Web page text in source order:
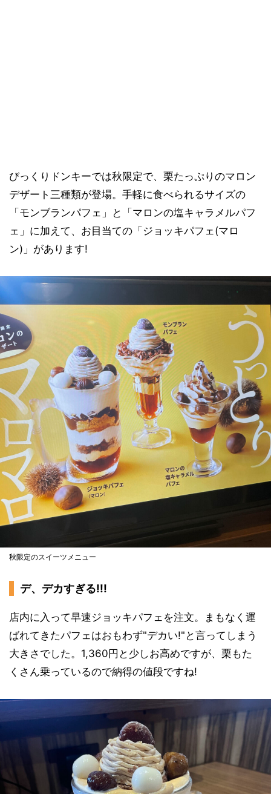
びっくりドンキーでは秋限定で、栗たっぷりのマロン
デザート三種類が登場。手軽に食べられるサイズの
「モンブランパフェ」と「マロンの塩キャラメルパフ
ェ」に加えて、お目当ての「ジョッキパフェ(マロ
ン)」があります!
秋限定のスイーツメニュー
デ、デカすぎる!!!
店内に入って早速ジョッキパフェを注文。まもなく運
ばれてきたパフェはおもわず"デカい!"と言ってしまう
大きさでした。1,360円と少しお高めですが、栗もた
くさん乗っているので納得の値段ですね!